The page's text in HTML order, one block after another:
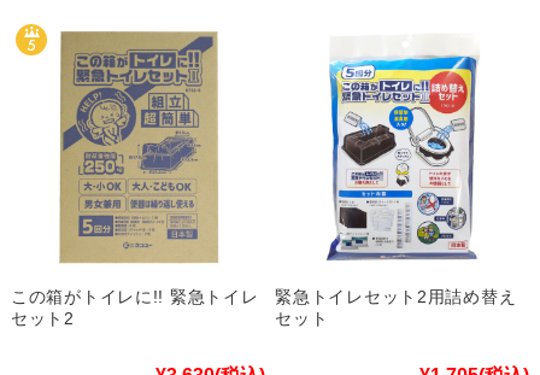
この箱がトイレに!! 緊急トイレ
セット2
緊急トイレセット2用詰め替え
セット